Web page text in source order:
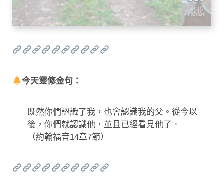
今天靈修金句：
既然你們認識了我，也會認識我的父。從今以
後，你們就認識他，並且已經看見他了。
（約翰福音14章7節）